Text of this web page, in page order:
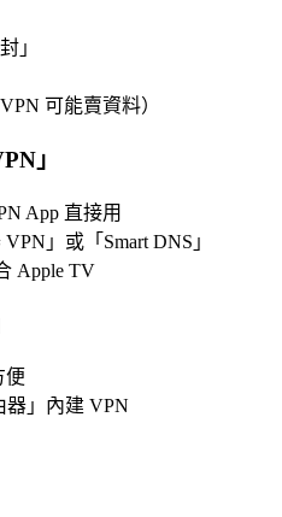
」
可能賣資料）
」
App 直接用
VPN 」或「 Smart DNS 」
Apple TV
便
器 」內建 VPN